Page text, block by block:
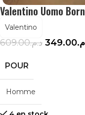
Valentino Uomo
Valentino
د.م.609.00 349.00
POUR
Homme